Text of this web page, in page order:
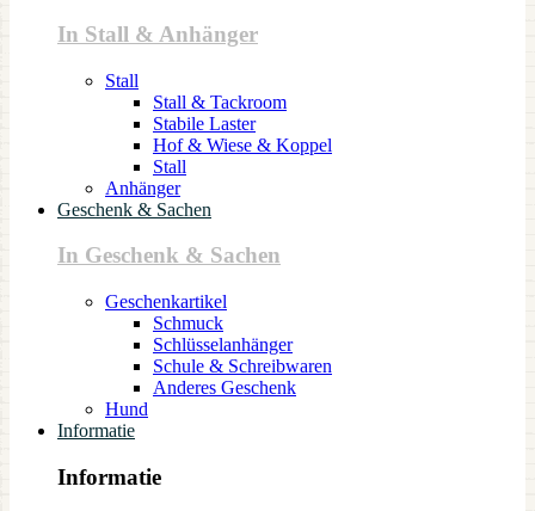
In Stall & Anhänger
Stall
Stall & Tackroom
Stabile Laster
Hof & Wiese & Koppel
Stall
Anhänger
Geschenk & Sachen
In Geschenk & Sachen
Geschenkartikel
Schmuck
Schlüsselanhänger
Schule & Schreibwaren
Anderes Geschenk
Hund
Informatie
Informatie